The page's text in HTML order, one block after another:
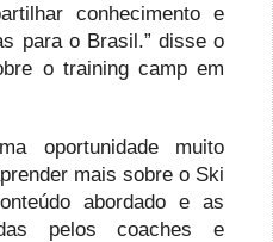
conhecimento e
para o Brasil.” disse o
o training camp em
oportunidade muito
mais sobre o Ski
abordado e as
pelos coaches e